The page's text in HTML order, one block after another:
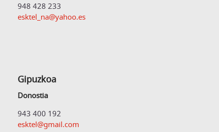
948 428 233
esktel_na@yahoo.es
Gipuzkoa
Donostia
943 400 192
esktel@gmail.com